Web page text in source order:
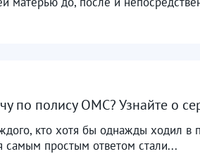
по полису ОМС? Узнайте о
кто хотя бы однажды ходил в
самым простым ответом стали...